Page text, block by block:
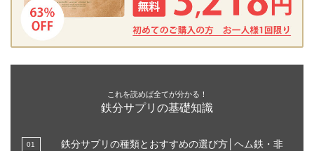
これを読めば全てが分かる！
鉄分サプリの基礎知識
鉄分サプリの種類とおすすめの選び方│ヘム鉄・非